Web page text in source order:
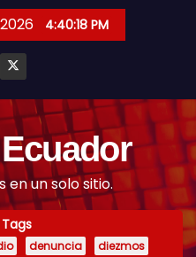
4:40:20 PM
en un solo sitio.
denuncia
diezmos